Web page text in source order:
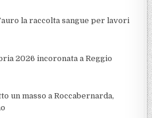
la raccolta sangue per lavori
2026 incoronata a Reggio
un masso a Roccabernarda,